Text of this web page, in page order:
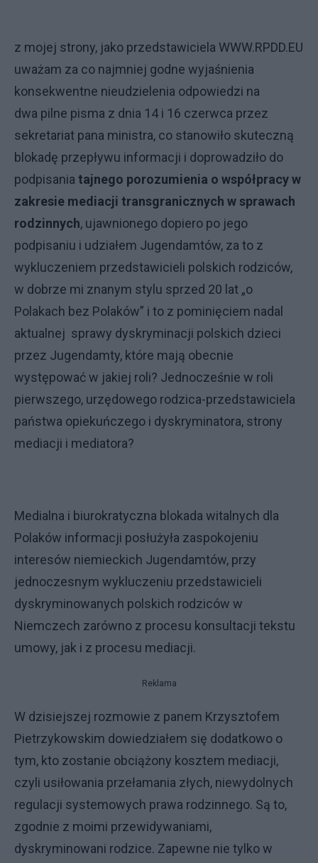
z mojej strony, jako przedstawiciela WWW.RPDD.EU
uważam za co najmniej godne wyjaśnienia
konsekwentne nieudzielenia odpowiedzi na
dwa pilne pisma z dnia 14 i 16 czerwca przez
sekretariat pana ministra, co stanowiło skuteczną
blokadę przepływu informacji i doprowadziło do
podpisania tajnego porozumienia o współpracy w
zakresie mediacji transgranicznych w sprawach
rodzinnych, ujawnionego dopiero po jego
podpisaniu i udziałem Jugendamtów, za to z
wykluczeniem przedstawicieli polskich rodziców,
w dobrze mi znanym stylu sprzed 20 lat „o
Polakach bez Polaków” i to z pominięciem nadal
aktualnej sprawy dyskryminacji polskich dzieci
przez Jugendamty, które mają obecnie
występować w jakiej roli? Jednocześnie w roli
pierwszego, urzędowego rodzica-przedstawiciela
państwa opiekuńczego i dyskryminatora, strony
mediacji i mediatora?
Medialna i biurokratyczna blokada witalnych dla
Polaków informacji posłużyła zaspokojeniu
interesów niemieckich Jugendamtów, przy
jednoczesnym wykluczeniu przedstawicieli
dyskryminowanych polskich rodziców w
Niemczech zarówno z procesu konsultacji tekstu
umowy, jak i z procesu mediacji.
Reklama
W dzisiejszej rozmowie z panem Krzysztofem
Pietrzykowskim dowiedziałem się dodatkowo o
tym, kto zostanie obciążony kosztem mediacji,
czyli usiłowania przełamania złych, niewydolnych
regulacji systemowych prawa rodzinnego. Są to,
zgodnie z moimi przewidywaniami,
dyskryminowani rodzice. Zapewne nie tylko w